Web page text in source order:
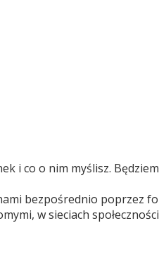
i co o nim myślisz.
bezpośrednio poprzez
w sieciach